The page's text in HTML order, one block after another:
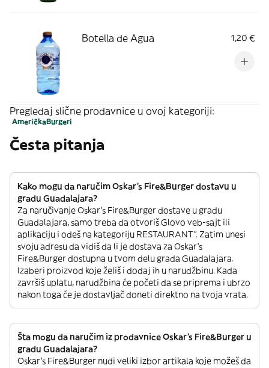
Botella de Agua 1,20 €
Pregledaj slične prodavnice u ovoj kategoriji:
AmeričkaBurgeri
Česta pitanja
Kako mogu da naručim Oskar's Fire&Burger dostavu u
gradu Guadalajara?
Za naručivanje Oskar's Fire&Burger dostave u gradu
Guadalajara, samo treba da otvoriš Glovo veb-sajt ili
aplikaciju i odeš na kategoriju RESTAURANT”. Zatim unesi
svoju adresu da vidiš da li je dostava za Oskar's
Fire&Burger dostupna u tvom delu grada Guadalajara.
Izaberi proizvod koje želiš i dodaj ih u narudžbinu. Kada
završiš uplatu, narudžbina će početi da se priprema i ubrzo
nakon toga će je dostavljač doneti direktno na tvoja vrata.
Šta mogu da naručim iz prodavnice Oskar's Fire&Burger u
gradu Guadalajara?
Oskar's Fire&Burger nudi veliki izbor artikala koje možeš da